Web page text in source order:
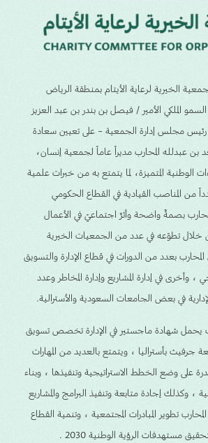
الخيرية لرعاية الأيتام بمنطقة الرياض
الملكي الأمير / فيصل بن بندر بن عبد العزيز
مجلس إدارة الجمعية – على تعيين سعادة
عبدلله المحارب مديراً عاماً لجمعية إنسان،
الوطنية المتميزة، لما يتمتع به من خبرات علمية
من المناصب القيادية في القطاع الحكومي
بصمةٌ واضحة وأثرٌ اجتماعيّ في الأعمال
خلال تطوّعه في عدد من الجمعيات الخيرية
بعدد من الدورات في قطاع الإدارة والتسويق
، وأخرى في إدارة المشاريع وإدارة المخاطر وعدد
في بعض الجامعات السعودية والأسترالية.
يحمل شهادة ماجستير في الإدارة تخصص تسويق
جرفيث بأستراليا ، ويتمتع بالعديد من المهارات
على وضع الخطط الاستراتيجية وتنفيذها ، وبناء
، وكذلك إجادة متابعة وتنفيذ البرامج والمشاريع
تطوير المبادرات المجتمعية ، وتنمية القطاع
مستهدفات الرؤية الوطنية 2030 .